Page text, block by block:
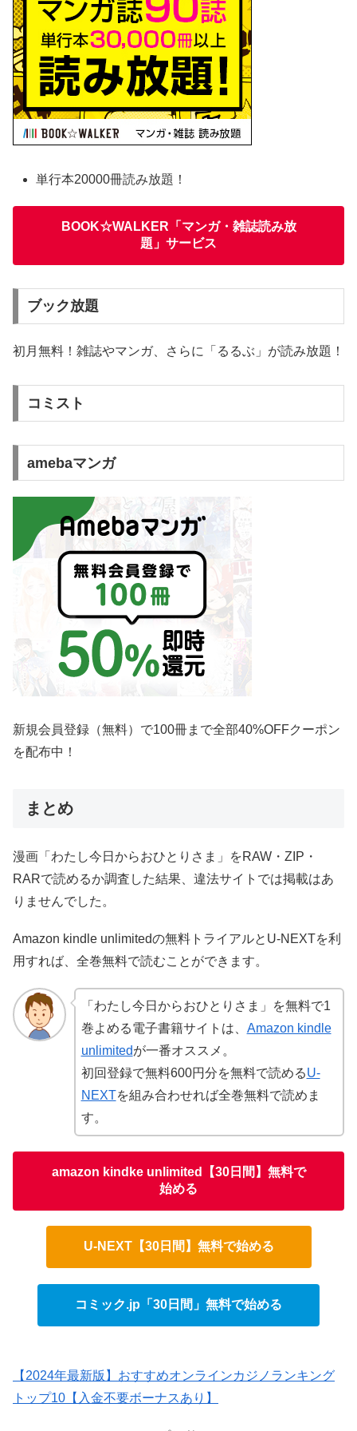
単行本20000冊読み放題！
BOOK☆WALKER「マンガ・雑誌読み放
題」サービス
ブック放題
初月無料！雑誌やマンガ、さらに「るるぶ」が読み放題！
コミスト
amebaマンガ
新規会員登録（無料）で100冊まで全部40%OFFクーポン
を配布中！
まとめ
漫画「わたし今日からおひとりさま」をRAW・ZIP・
RARで読めるか調査した結果、違法サイトでは掲載はあ
りませんでした。
Amazon kindle unlimitedの無料トライアルとU-NEXTを利
用すれば、全巻無料で読むことができます。
「わたし今日からおひとりさま」を無料で1
巻よめる電子書籍サイトは、 Amazon kindle
unlimitedが一番オススメ。
初回登録で無料600円分を無料で読めるU-
NEXTを組み合わせれば全巻無料で読めま
す。
amazon kindke unlimited【30日間】無料で
始める
U-NEXT【30日間】無料で始める
コミック.jp「30日間」無料で始める
【2024年最新版】おすすめオンラインカジノランキング
トップ10【入金不要ボーナスあり】